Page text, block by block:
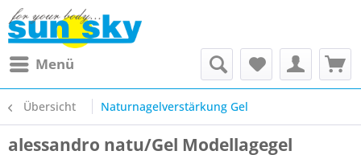
Menü
Übersicht Naturnagelverstärkung Gel
alessandro natu/Gel Modellagegel